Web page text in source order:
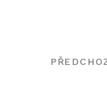
PRO